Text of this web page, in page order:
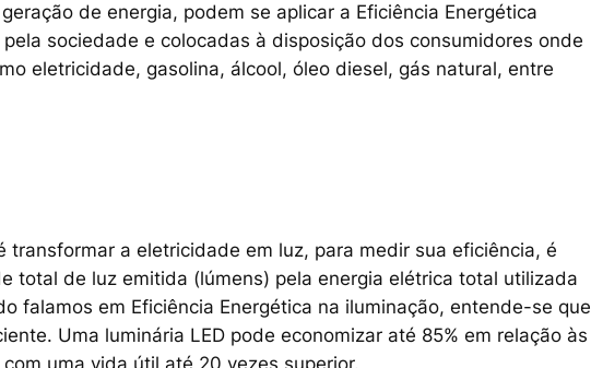
de energia, podem se aplicar a Eficiência Energética
sociedade e colocadas à disposição dos consumidores onde
eletricidade, gasolina, álcool, óleo diesel, gás natural, entre
transformar a eletricidade em luz, para medir sua eficiência, é
total de luz emitida (lúmens) pela energia elétrica total utilizada
falamos em Eficiência Energética na iluminação, entende-se que
Uma luminária LED pode economizar até 85% em relação às